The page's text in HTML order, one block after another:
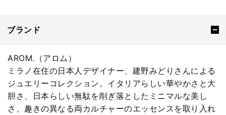
ブランド
AROM.（アロム）
ミラノ在住の日本人デザイナー、建野みどりさんによる
ジュエリーコレクション。イタリアらしい華やかさと大
胆さ、日本らしい無駄を削ぎ落としたミニマルな美し
さ、趣きの異なる両カルチャーのエッセンスを取り入れ